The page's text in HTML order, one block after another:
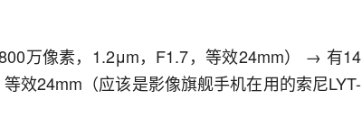
万像素，1.2μm，F1.7，等效24mm） → 有14
效24mm（应该是影像旗舰手机在用的索尼LYT-